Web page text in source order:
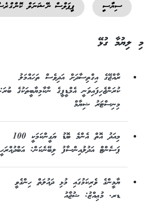
ސިޔާސީ ޕީޕަލްސް ނޭޝަނަލް
މި ލިޔުމާ ގުޅޭ
ރާއްޖޭގެ އިގްތިސާދަށް އަދިވެސް ތަހައްމަލު
ކުރަންޖެހިފައިވަނީ އެމްޑީޕީގެ ނާކާމިޔާބީތަކުގެ ބުރަ:
މިނިސްޓަރު ޝިޔާމް
މިއަދު އޮތް އެންމެ ބޮޑު ޔަގީންކަމަކީ 100
ޕަސެންޓް އަދުލުއިންސާފު ލިބޭނެކަން:
ޔާމީންގެ ވެރިކަމުގައި މުޅި ދައުލަތް ހިންގެވީ
ޑރ. މުޢިއްޒު: ޝުޖާއު